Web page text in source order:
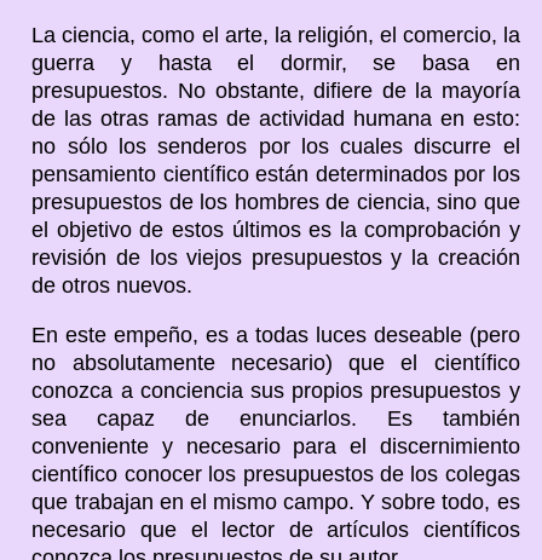
La ciencia, como el arte, la religión, el comercio, la
guerra y hasta el dormir, se basa en
presupuestos. No obstante, difiere de la mayoría
de las otras ramas de actividad humana en esto:
no sólo los senderos por los cuales discurre el
pensamiento científico están determinados por los
presupuestos de los hombres de ciencia, sino que
el objetivo de estos últimos es la comprobación y
revisión de los viejos presupuestos y la creación
de otros nuevos.
En este empeño, es a todas luces deseable (pero
no absolutamente necesario) que el científico
conozca a conciencia sus propios presupuestos y
sea capaz de enunciarlos. Es también
conveniente y necesario para el discernimiento
científico conocer los presupuestos de los colegas
que trabajan en el mismo campo. Y sobre todo, es
necesario que el lector de artículos científicos